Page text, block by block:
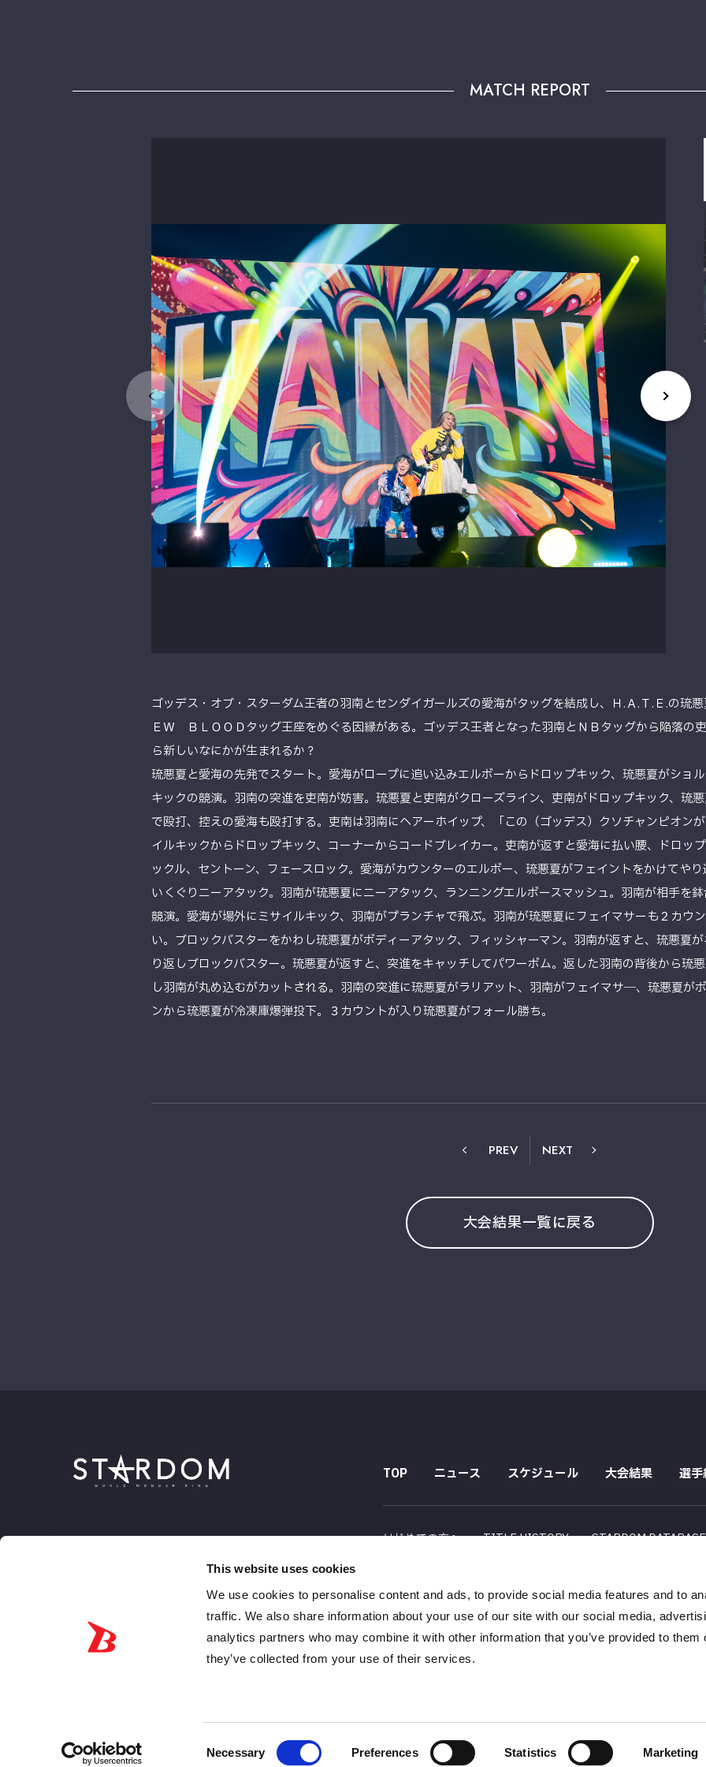
This website uses cookies
We use cookies to personalise content and ads, to provide social media features and to
traffic. We also share information about your use of our site with our social media,
analytics partners who may combine it with other information that you’ve provided to them
they’ve collected from your use of their services.
Necessary Preferences Statistics Marketing
MATCH REPORT
ゴッデス・オブ・スターダム王者の羽南とセンダイガールズの愛海がタッグを結成し、Ｈ.Ａ.Ｔ.Ｅ.の琉
ＥＷ ＢＬＯＯＤタッグ王座をめぐる因縁がある。ゴッデス王者となった羽南とＮＢタッグから陥落の
ら新しいなにかが生まれるか？
琉悪夏と愛海の先発でスタート。愛海がロープに追い込みエルボーからドロップキック、琉悪夏がショ
キックの競演。羽南の突進を吏南が妨害。琉悪夏と吏南がクローズライン、吏南がドロップキック、琉
で殴打、控えの愛海も殴打する。吏南は羽南にヘアーホイップ、「この（ゴッデス）クソチャンピオン
イルキックからドロップキック、コーナーからコードブレイカー。吏南が返すと愛海に払い腰、ドロッ
ックル、セントーン、フェースロック。愛海がカウンターのエルボー、琉悪夏がフェイントをかけてや
いくぐりニーアタック。羽南が琉悪夏にニーアタック、ランニングエルボースマッシュ。羽南が相手を
競演。愛海が場外にミサイルキック、羽南がプランチャで飛ぶ。羽南が琉悪夏にフェイマサーも２カウ
い。ブロックバスターをかわし琉悪夏がボディーアタック、フィッシャーマン。羽南が返すと、琉悪夏
り返しブロックバスター。琉悪夏が返すと、突進をキャッチしてパワーボム。返した羽南の背後から琉
し羽南が丸め込むがカットされる。羽南の突進に琉悪夏がラリアット、羽南がフェイマサ―、琉悪夏が
ンから琉悪夏が冷凍庫爆弾投下。３カウントが入り琉悪夏がフォール勝ち。
PREV NEXT
大会結果一覧に戻る
TOP ニュース スケジュール 大会結果 選
はじめての方へ TITLE HISTORY STARDOM DATABASE
採用情報